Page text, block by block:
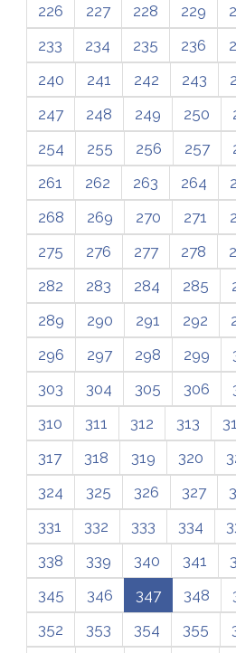
226
227 228 229
233
234 235 236
240
241 242 243
247
248 249 250
254
255 256 257
261
262 263 264
268
269 270 271
275
276 277 278
282
283 284 285
289
290 291 292
296
297 298 299
303
304 305 306
310
311 312 313
317
318 319 320
324
325 326 327
331
332 333 334
338
339 340 341
345
346 347 348
352
353 354 355